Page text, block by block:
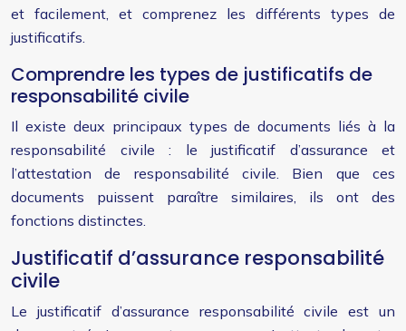
et facilement, et comprenez les différents types de
justificatifs.
Comprendre les types de justificatifs de
responsabilité civile
Il existe deux principaux types de documents liés à la
responsabilité civile : le justificatif d’assurance et
l’attestation de responsabilité civile. Bien que ces
documents puissent paraître similaires, ils ont des
fonctions distinctes.
Justificatif d’assurance responsabilité
civile
Le justificatif d’assurance responsabilité civile est un